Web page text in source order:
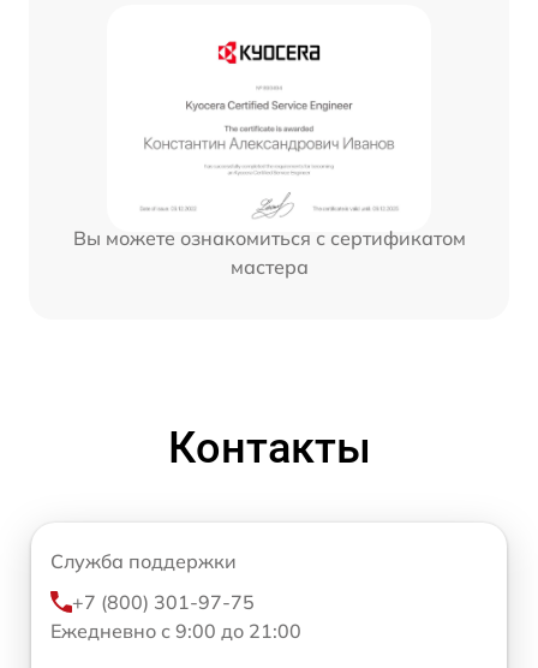
Вы можете ознакомиться с сертификатом
мастера
Контакты
Служба поддержки
+7 (800) 301-97-75
Ежедневно с 9:00 до 21:00